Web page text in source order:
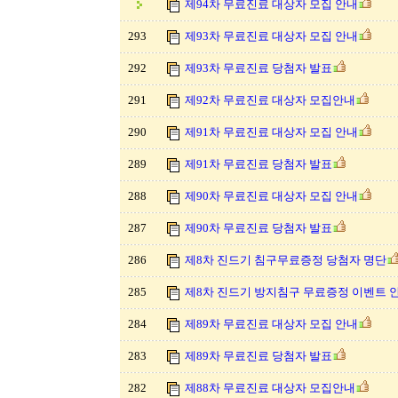
제94차 무료진료 대상자 모집 안내
293 제93차 무료진료 대상자 모집 안내
292 제93차 무료진료 당첨자 발표
291 제92차 무료진료 대상자 모집안내
290 제91차 무료진료 대상자 모집 안내
289 제91차 무료진료 당첨자 발표
288 제90차 무료진료 대상자 모집 안내
287 제90차 무료진료 당첨자 발표
286 제8차 진드기 침구무료증정 당첨자 명단
285 제8차 진드기 방지침구 무료증정 이벤트
284 제89차 무료진료 대상자 모집 안내
283 제89차 무료진료 당첨자 발표
282 제88차 무료진료 대상자 모집안내